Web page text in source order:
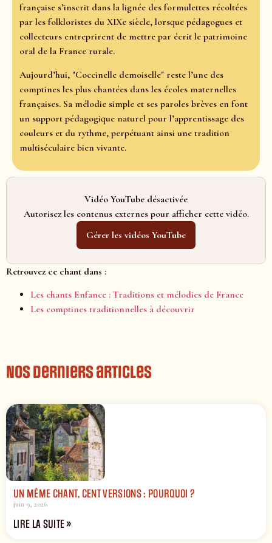
française s’inscrit dans la lignée des formulettes récoltées
par les folkloristes du XIXe siècle, lorsque pédagogues et
collecteurs entreprirent de mettre par écrit le patrimoine
oral de la France rurale.
Aujourd’hui, "Coccinelle demoiselle" reste l’une des
comptines les plus chantées dans les écoles maternelles
françaises. Sa mélodie simple et ses paroles brèves en font
un support pédagogique naturel pour l’apprentissage des
couleurs et du rythme, perpétuant ainsi une tradition
multiséculaire bien vivante.
Vidéo YouTube désactivée
Autorisez les contenus externes pour afficher cette vidéo.
Gérer les vidéos YouTube
Retrouvez ce chant dans :
Les chants Enfance : Traditions et mélodies de France
Les comptines traditionnelles à découvrir
Nos derniers articles
UN MÊME CHANT, CENT VERSIONS : POURQUOI ?
juin 9, 2026
LIRE LA SUITE »